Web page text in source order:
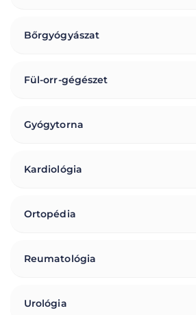
Bőrgyógyászat
Fül-orr-gégészet
Gyógytorna
Kardiológia
Ortopédia
Reumatológia
Urológia